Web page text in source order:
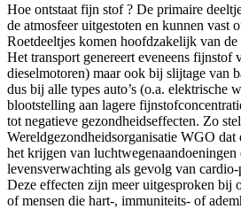
Hoe ontstaat fijn stof ? De primaire
de atmosfeer uitgestoten en kunnen vast
Roetdeeltjes komen hoofdzakelijk van
Het transport genereert eveneens fijnstof
dieselmotoren) maar ook bij slijtage van
dus bij alle types auto’s (o.a. elektrische
blootstelling aan lagere
tot negatieve gezondheidseffecten. Zo
Wereldgezondheidsorganisatie WGO dat
het krijgen van luchtwegenaandoeningen
levensverwachting als gevolg van
Deze effecten zijn meer uitgesproken bij
of mensen die hart-, immuniteits- of